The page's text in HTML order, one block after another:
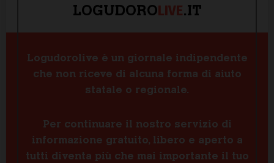
LOGUDOROLIVE.IT
Logudorolive è un giornale indipendente
che non riceve di alcuna forma di aiuto
statale o regionale.
Per continuare il nostro servizio di
informazione gratuito, libero e aperto a
tutti diventa più che mai importante il tuo